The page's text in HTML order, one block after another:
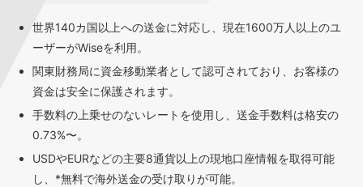
世界140カ国以上への送金に対応し、現在1600万人以上のユ
ーザーがWiseを利用。
関東財務局に資金移動業者として認可されており、お客様の
資金は安全に保護されます。
手数料の上乗せのないレートを使用し、送金手数料は格安の
0.73%〜。
USDやEURなどの主要8通貨以上の現地口座情報を取得可能
し、*無料で海外送金の受け取りが可能。